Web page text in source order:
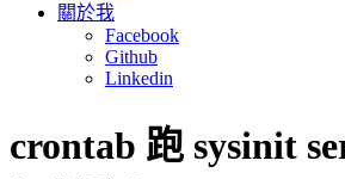
關於我
Facebook
Github
Linkedin
crontab 跑 sysinit